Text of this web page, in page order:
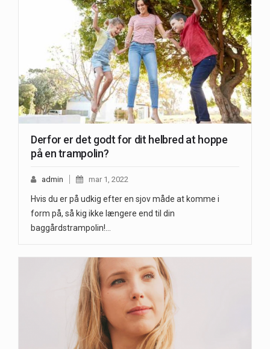
Derfor er det godt for dit helbred at hoppe
på en trampolin?
admin mar 1, 2022
Hvis du er på udkig efter en sjov måde at komme i
form på, så kig ikke længere end til din
baggårdstrampolin!…